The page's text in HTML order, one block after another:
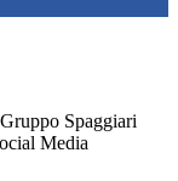
Spaggiari
Media